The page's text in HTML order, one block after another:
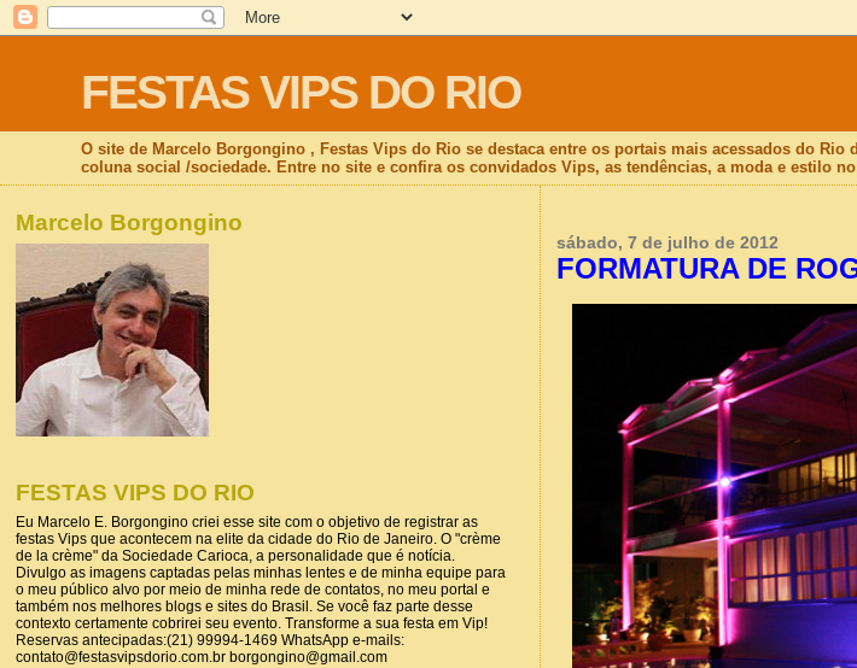
FESTAS VIPS DO RIO
O site de Marcelo Borgongino , Festas Vips do Rio se destaca entre os portais mais acessados do
coluna social /sociedade. Entre no site e confira os convidados Vips, as tendências, a moda e estilo
sábado, 7 de julho de 2012
FORMATURA DE
Marcelo Borgongino
FESTAS VIPS DO RIO
Eu Marcelo E. Borgongino criei esse site com o objetivo de registrar as
festas Vips que acontecem na elite da cidade do Rio de Janeiro. O "crème
de la crème" da Sociedade Carioca, a personalidade que é notícia.
Divulgo as imagens captadas pelas minhas lentes e de minha equipe para
o meu público alvo por meio de minha rede de contatos, no meu portal e
também nos melhores blogs e sites do Brasil. Se você faz parte desse
contexto certamente cobrirei seu evento. Transforme a sua festa em Vip!
Reservas antecipadas:(21) 99994-1469 WhatsApp e-mails:
contato@festasvipsdorio.com.br borgongino@gmail.com